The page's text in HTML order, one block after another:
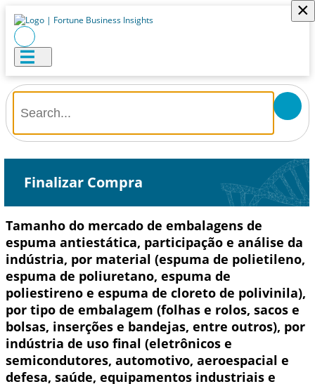
×
Finalizar Compra
Tamanho do mercado de embalagens de
espuma antiestática, participação e análise da
indústria, por material (espuma de polietileno,
espuma de poliuretano, espuma de
poliestireno e espuma de cloreto de polivinila),
por tipo de embalagem (folhas e rolos, sacos e
bolsas, inserções e bandejas, entre outros), por
indústria de uso final (eletrônicos e
semicondutores, automotivo, aeroespacial e
defesa, saúde, equipamentos industriais e